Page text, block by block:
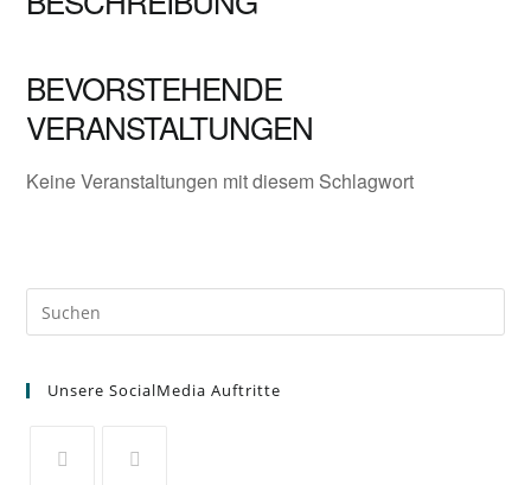
BEVORSTEHENDE
VERANSTALTUNGEN
Keine Veranstaltungen mit diesem Schlagwort
Unsere SocialMedia Auftritte